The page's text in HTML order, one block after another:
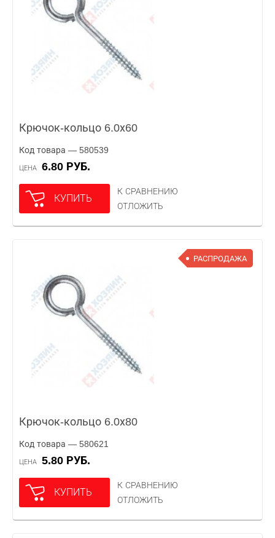
Крючок-кольцо 6.0х60
Код товара — 580539
ЦЕНА 6.80 РУБ.
КУПИТЬ
К СРАВНЕНИЮ
ОТЛОЖИТЬ
РАСПРОДАЖА
Крючок-кольцо 6.0х80
Код товара — 580621
ЦЕНА 5.80 РУБ.
КУПИТЬ
К СРАВНЕНИЮ
ОТЛОЖИТЬ